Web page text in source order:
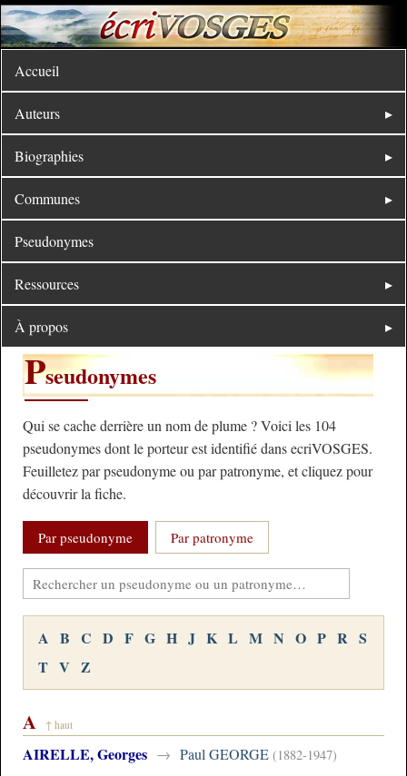
Accueil
Auteurs
Biographies
Communes
Pseudonymes
Ressources
À propos
Pseudonymes
Qui se cache derrière un nom de plume ? Voici les 104
pseudonymes dont le porteur est identifié dans ecriVOSGES.
Feuilletez par pseudonyme ou par patronyme, et cliquez pour
découvrir la fiche.
Par pseudonyme Par patronyme
A B C D F G H J K L M N O P R S
T V Z
A ↑ haut
AIRELLE, Georges → Paul GEORGE (1882-1947)